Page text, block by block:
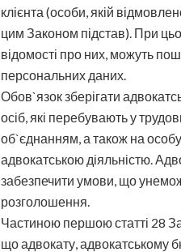
клієнта (особи, якій
цим Законом підстав). При
відомості про них, можуть
персональних даних.
Обов`язок зберігати
осіб, які перебувають у
об`єднанням, а також на
адвокатською діяльністю.
забезпечити умови, що
розголошення.
Частиною першою статті 28
що адвокату, адвокатському